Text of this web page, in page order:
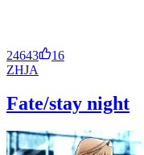
24643
16
ZHJA
Fate/stay night